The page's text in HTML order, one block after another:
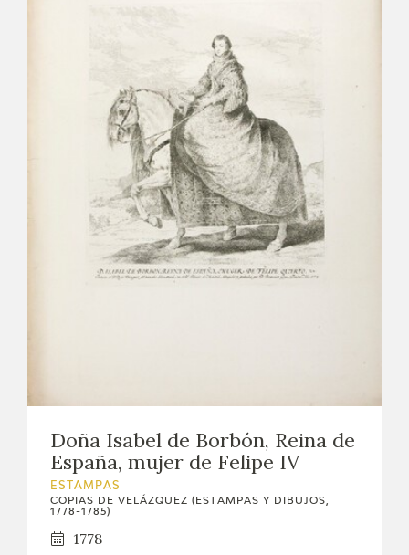
Doña Isabel de Borbón, Reina de
España, mujer de Felipe IV
ESTAMPAS
COPIAS DE VELÁZQUEZ (ESTAMPAS Y DIBUJOS,
1778-1785)
1778